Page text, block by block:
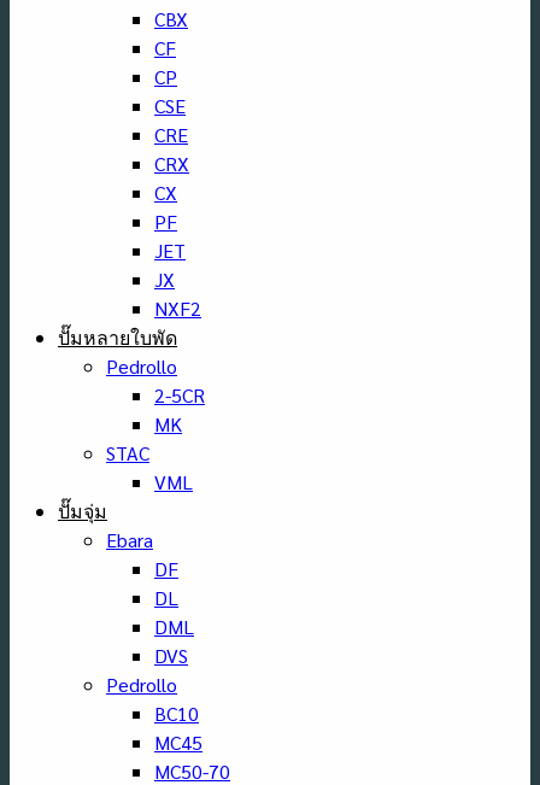
CBX
CF
CP
CSE
CRE
CRX
CX
PF
JET
JX
NXF2
ปั๊มหลายใบพัด
Pedrollo
2-5CR
MK
STAC
VML
ปั๊มจุ่ม
Ebara
DF
DL
DML
DVS
Pedrollo
BC10
MC45
MC50-70